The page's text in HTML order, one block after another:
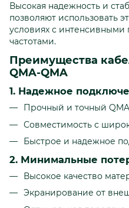
Высокая надежность и
позволяют использовать
условиях с
частотами.
Преимущества
QMA-QMA
1. Надежное
Прочный и точный
Совместимость с
Быстрое и надежное
2. Минимальные
Высокое качество
Экранирование от